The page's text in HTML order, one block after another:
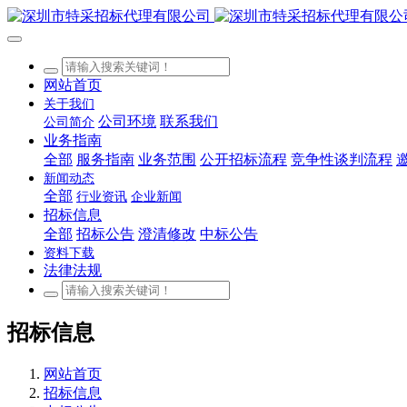
网站首页
关于我们
公司简介 公司环境 联系我们
业务指南
全部 服务指南 业务范围 公开招标流程 竞争性谈判流程
新闻动态
全部 行业资讯 企业新闻
招标信息
全部 招标公告 澄清修改 中标公告
资料下载
法律法规
招标信息
网站首页
招标信息